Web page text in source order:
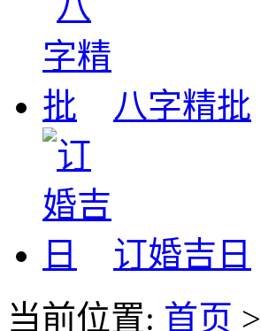
八字精批
订婚吉日
当前位置: 首页 >